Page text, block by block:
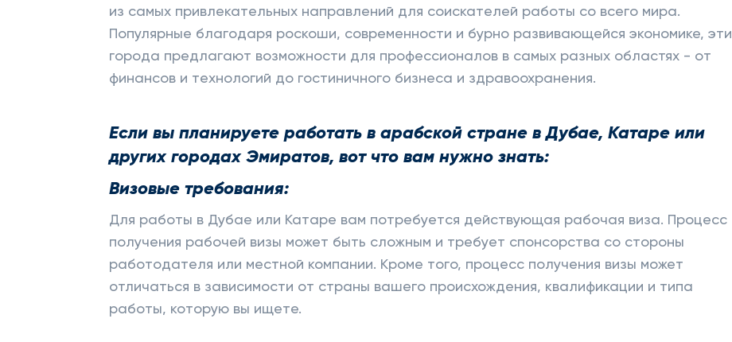
из самых привлекательных направлений для соискателей работы со всего мира.
Популярные благодаря роскоши, современности и бурно развивающейся экономике, эти
города предлагают возможности для профессионалов в самых разных областях - от
финансов и технологий до гостиничного бизнеса и здравоохранения.
Если вы планируете работать в арабской стране в Дубае, Катаре или
других городах Эмиратов, вот что вам нужно знать:
Визовые требования:
Для работы в Дубае или Катаре вам потребуется действующая рабочая виза. Процесс
получения рабочей визы может быть сложным и требует спонсорства со стороны
работодателя или местной компании. Кроме того, процесс получения визы может
отличаться в зависимости от страны вашего происхождения, квалификации и типа
работы, которую вы ищете.